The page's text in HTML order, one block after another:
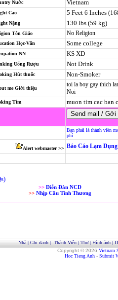
Nước Vietnam
Cao 5 Feet 6 Inches
Nặng 130 lbs (59 kg)
Tôn Giáo No Religion
Học-Vấn Some college
NN KS XD
Uống Rượu Not Drink
Hút thuốc Non-Smoker
me Giới thiệu
toi la boy gay thich
Noi
Tìm muon tim cac ban
Bạn phải là thành viên
phí
Alert webmaster >> Báo Cáo Lạm
>> Diễn Đàn NCD
>> Nhịp Cầu Tình Thương
Nhà| Ghi danh| Thành Viên| Thơ| Hình ảnh|
Copyright © 2026 Vietnam
Hoc Tieng Anh - Submit